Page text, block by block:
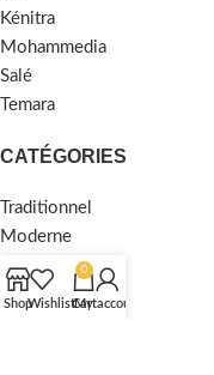
Kénitra
Mohammedia
Salé
Temara
CATÉGORIES
Traditionnel
Moderne
Moquette
Shaggy
ShopWishlist
0
Cart
My account